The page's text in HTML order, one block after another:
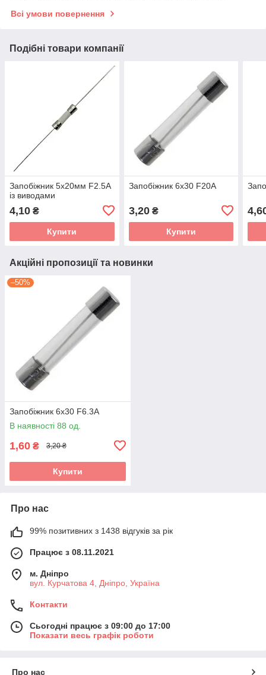
Всі умови повернення
Подібні товари компанії
Запобіжник 5x20мм F2.5A
із виводами
4,10 ₴
Купити
Запобіжник 6x30 F20A
3,20₴
Купити
Акційні пропозиції та новинки
–50%
Запобіжник 6x30 F6.3A
В наявності 88 од.
1,60 ₴ 3,20 ₴
Купити
Про нас
99% позитивних з 1438 відгуків за рік
Працює з 08.11.2021
м. Дніпро
вул. Курчатова 4, Дніпро, Україна
Контакти
Сьогодні працює з 09:00 до 17:00
Показати весь графік роботи
Про нас